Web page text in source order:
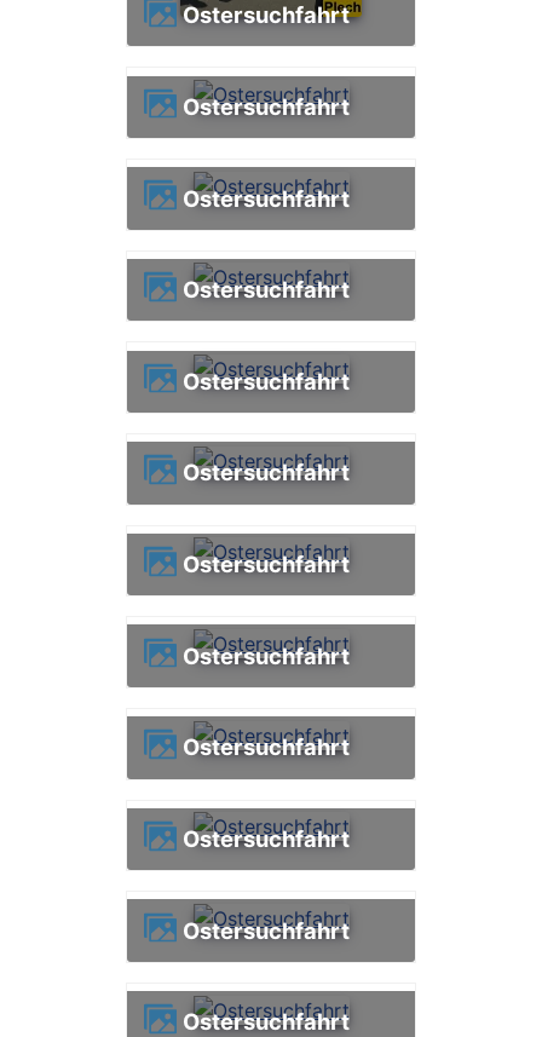
Ostersuchfahrt
Ostersuchfahrt
Ostersuchfahrt
Ostersuchfahrt
Ostersuchfahrt
Ostersuchfahrt
Ostersuchfahrt
Ostersuchfahrt
Ostersuchfahrt
Ostersuchfahrt
Ostersuchfahrt
Ostersuchfahrt